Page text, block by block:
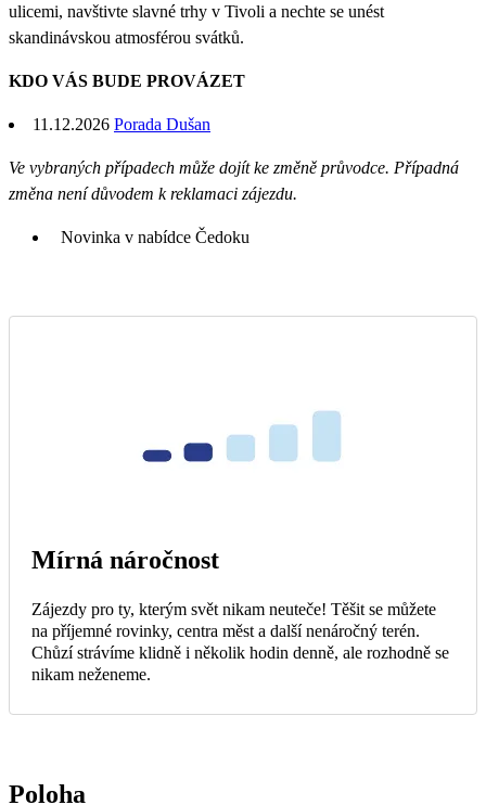
ulicemi, navštivte slavné trhy v Tivoli a nechte se unést
skandinávskou atmosférou svátků.
KDO VÁS BUDE PROVÁZET
11.12.2026 Porada Dušan
Ve vybraných případech může dojít ke změně průvodce. Případná
změna není důvodem k reklamaci zájezdu.
Novinka v nabídce Čedoku
Mírná náročnost
Zájezdy pro ty, kterým svět nikam neuteče! Těšit se můžete
na příjemné rovinky, centra měst a další nenáročný terén.
Chůzí strávíme klidně i několik hodin denně, ale rozhodně se
nikam neženeme.
Poloha